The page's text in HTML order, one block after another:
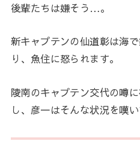
後輩たちは嫌そう…。
新キャプテンの仙道彰は海
り、魚住に怒られます。
陵南のキャプテン交代の噂
し、彦一はそんな状況を嘆い